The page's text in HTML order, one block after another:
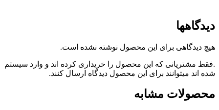
دیدگاهها
هیچ دیدگاهی برای این محصول نوشته نشده است.
.فقط مشتریانی که این محصول را خریداری کرده اند و وارد سیستم
شده اند میتوانند برای این محصول دیدگاه ارسال کنند.
محصولات مشابه